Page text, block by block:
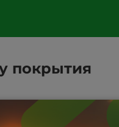
покрытия